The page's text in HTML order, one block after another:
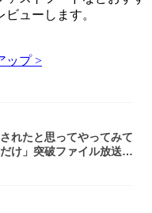
ューします。
ップ >
れたと思ってやってみて
だけ」突破ファイル放送で